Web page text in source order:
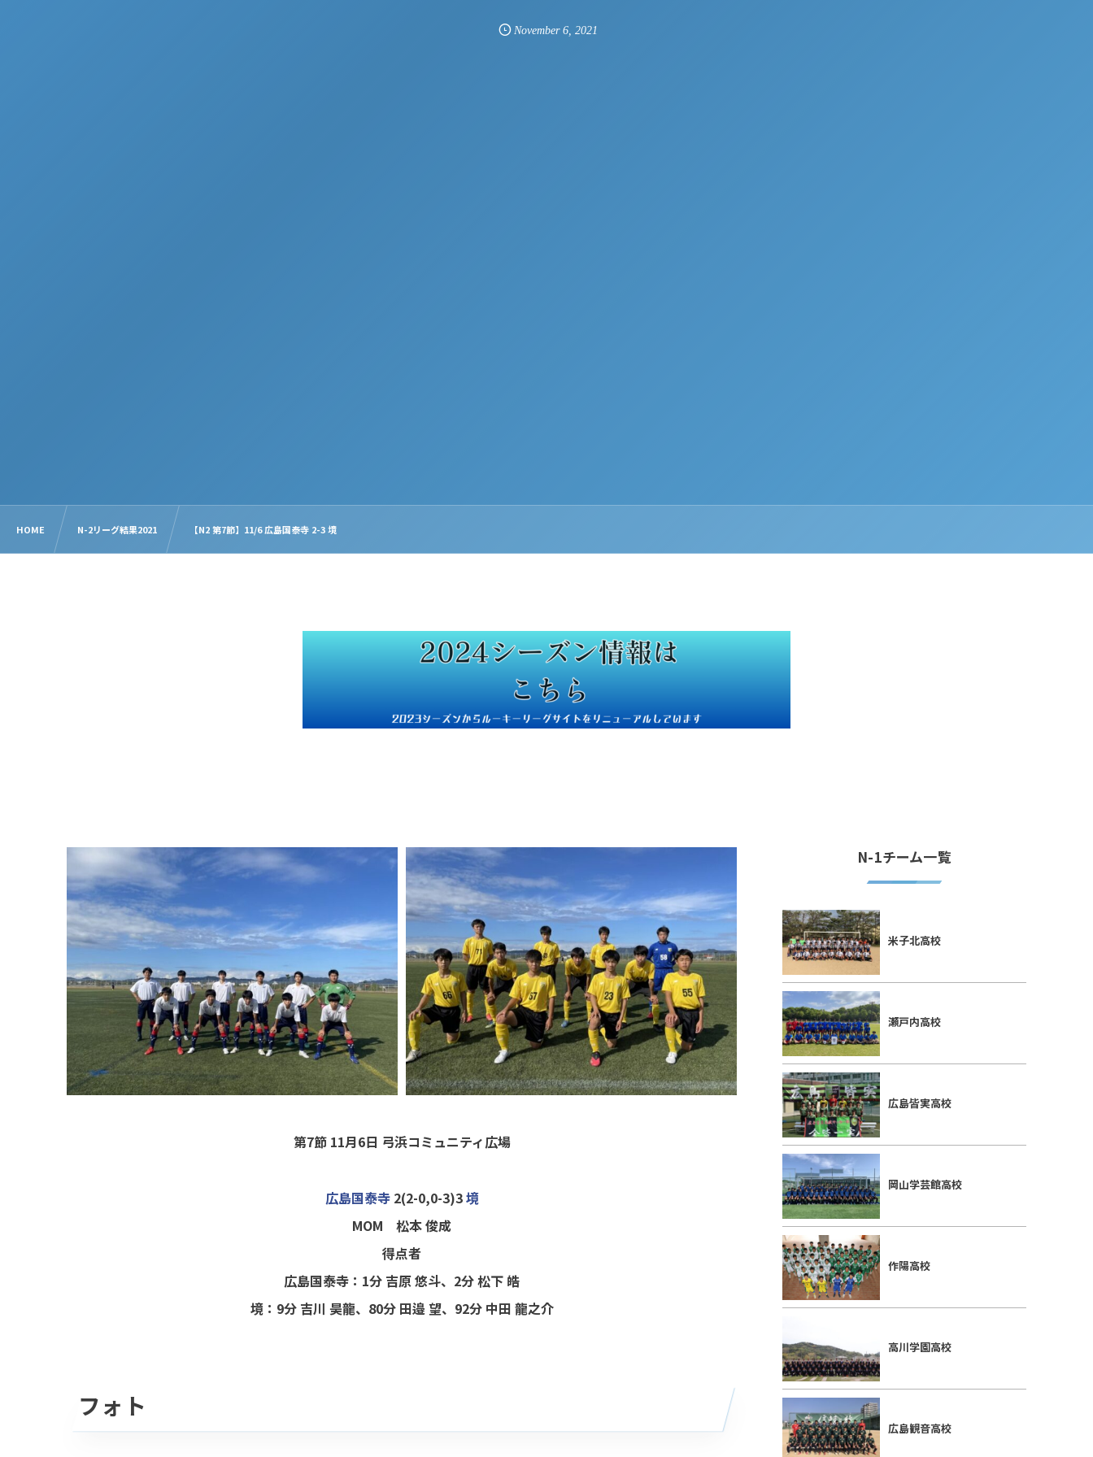
November 6,2021
HOME N-2リーグ結果2021 【N2 第7節】11/6 広島国泰寺 2-3 境
第7節 11月6日 弓浜コミュニティ広場
広島国泰寺2(2-0,0-3)3境
MOM 松本 俊成
得点者
広島国泰寺：1分 吉原 悠斗、2分 松下 皓
境：9分 吉川 昊龍、80分 田邉 望、92分 中田 龍之介
フォト
N-1チーム一覧
米子北高校
瀬戸内高校
広島皆実高校
岡山学芸館高校
作陽高校
高川学園高校
広島観音高校